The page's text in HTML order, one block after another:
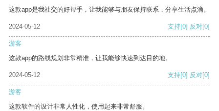
这款app是我社交的好帮手，让我能够与朋友保持联系，分享生活点滴。
2024-05-12 支持[0] 反对[0]
游客
这款app的路线规划非常精准，让我能够快速到达目的地。
2024-05-12 支持[0] 反对[0]
游客
这款软件的设计非常人性化，使用起来非常舒服。